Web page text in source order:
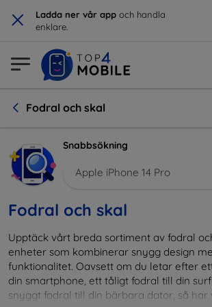
× Ladda ner vår app och handla
enklare.
Fodral och skal
Snabbsökning
Apple iPhone 14 Pro
Fodral och skal
Upptäck vårt breda sortiment av fodral
enheter som kombinerar snygg design
funktionalitet. Oavsett om du letar efter
din smartphone, ett tåligt fodral till din
snyggt fodral till din bärbara dator, så har